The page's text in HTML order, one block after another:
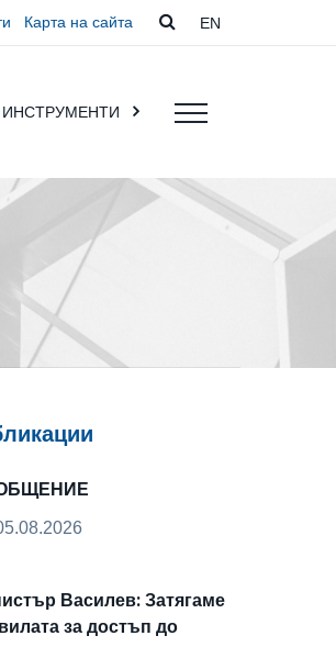
Карта на сайта EN
Василев: Затягаме
за достъп до